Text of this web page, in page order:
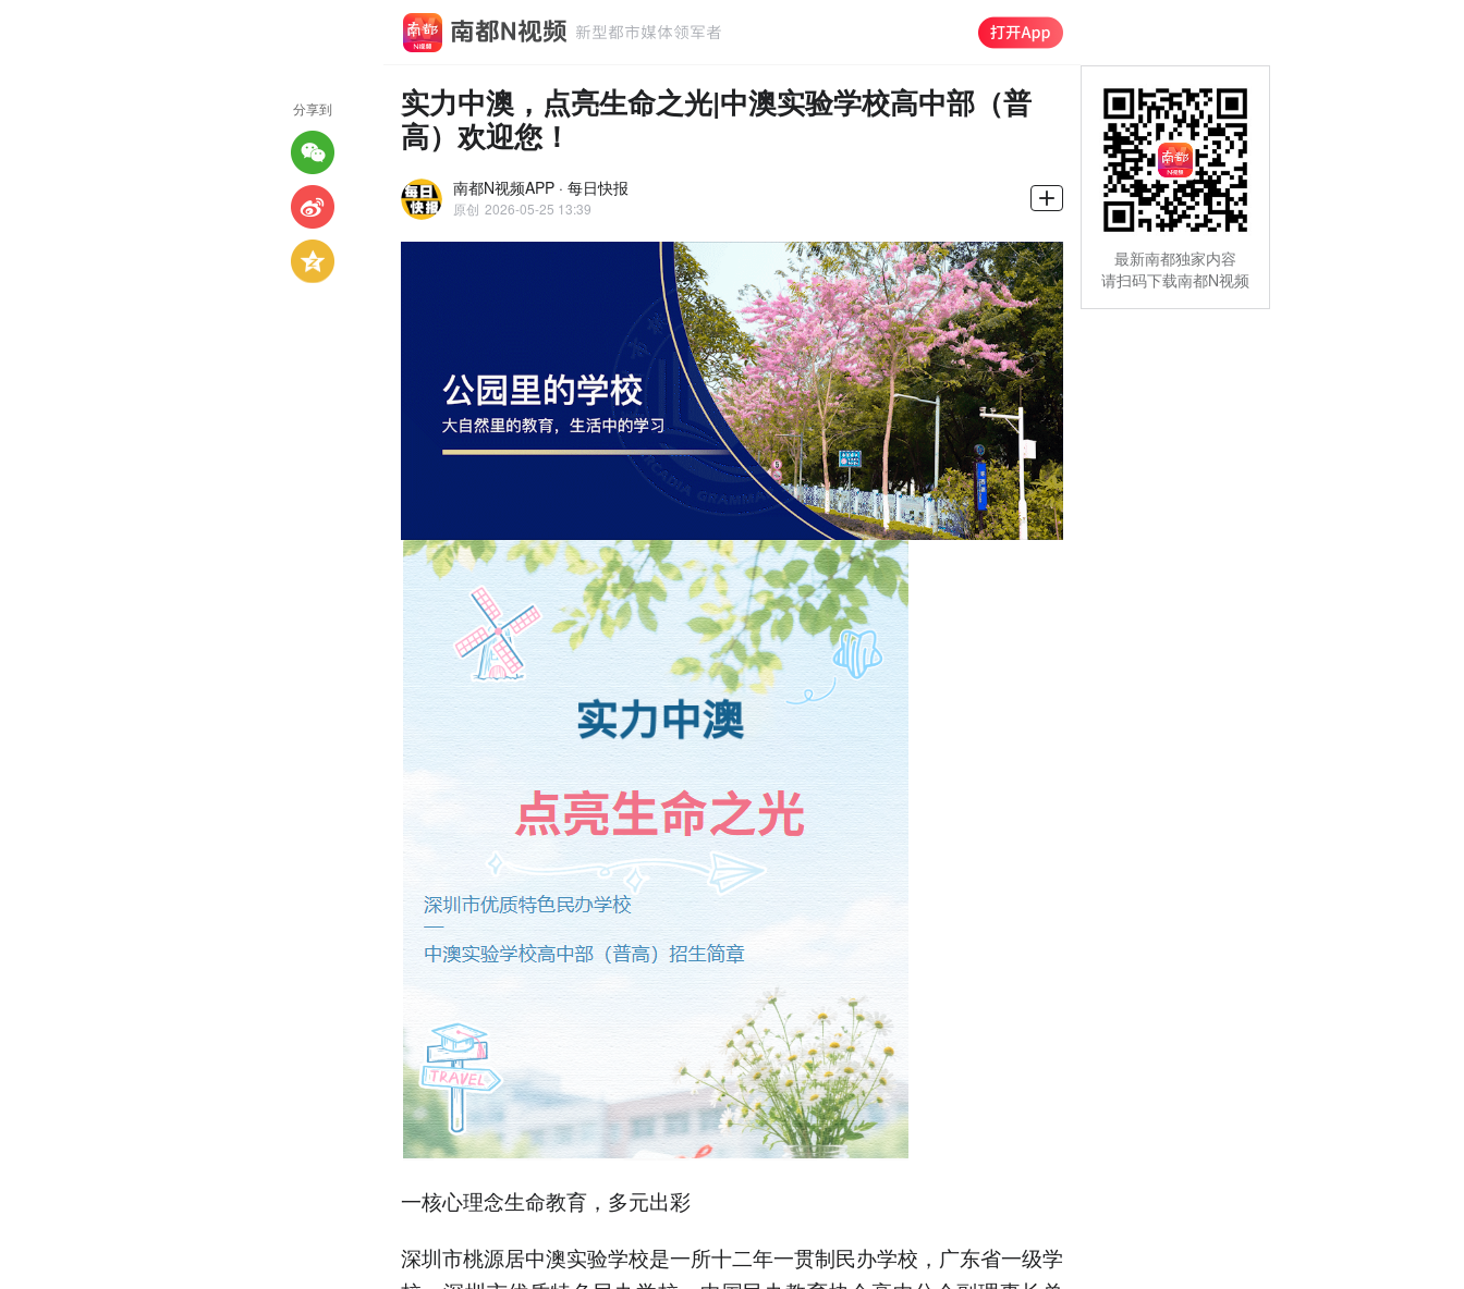
实力中澳，点亮生命之光|中澳实验学校高中部（普
高）欢迎您！
南都N视频APP · 每日快报
原创 2026-05-25 13:39
一核心理念生命教育，多元出彩
深圳市桃源居中澳实验学校是一所十二年一贯制民办学校，广东省一级学
分享到
最新南都独家内容
请扫码下载南都N视频